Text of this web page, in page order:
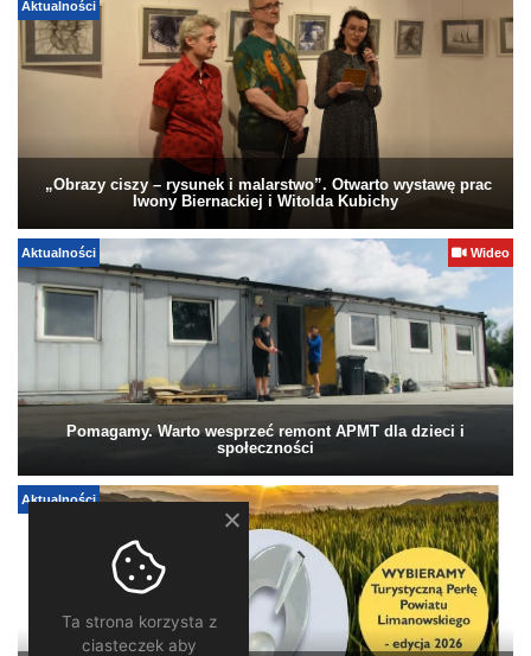
Aktualności
„Obrazy ciszy – rysunek i malarstwo”. Otwarto wystawę prac
Iwony Biernackiej i Witolda Kubichy
Aktualności Wideo
Pomagamy. Warto wesprzeć remont APMT dla dzieci i
społeczności
Aktualności
Ta strona korzysta z
ciasteczek aby